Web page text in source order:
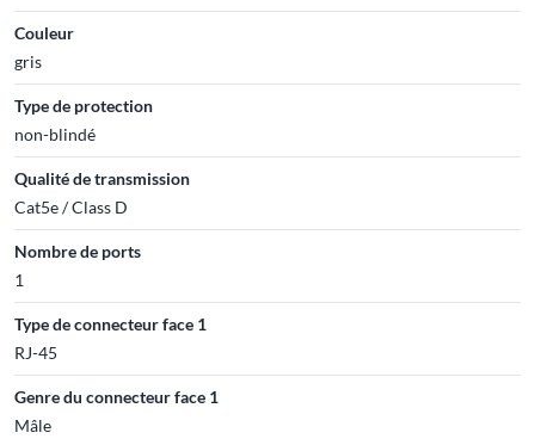
Couleur
gris
Type de protection
non-blindé
Qualité de transmission
Cat5e / Class D
Nombre de ports
1
Type de connecteur face 1
RJ-45
Genre du connecteur face 1
Mâle